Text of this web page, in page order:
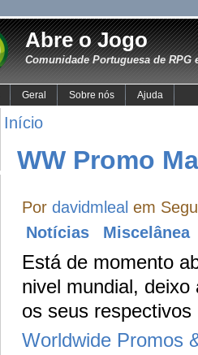
Abre o Jogo
Comunidade Portuguesa de RPG
Geral Sobre nós Ajuda
Início
WW Promo
Pordavidmleal em
Notícias
Miscelânea
Está de momento
nivel mundial,
os seus
Worldwide Promos